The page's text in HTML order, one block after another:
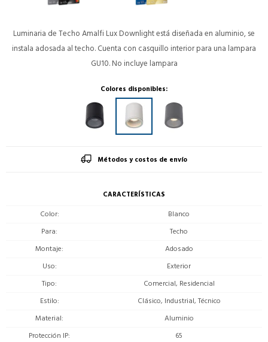
Luminaria de Techo Amalfi Lux Downlight está diseñada en aluminio, se
instala adosada al techo. Cuenta con casquillo interior para una lampara
GU10. No incluye lampara
Colores disponibles:
Métodos y costos de envío
CARACTERÍSTICAS
Color
Blanco
Para
Techo
Montaje
Adosado
Uso
Exterior
Tipo
Comercial, Residencial
Estilo
Clásico, Industrial, Técnico
Material
Aluminio
Protección IP
65